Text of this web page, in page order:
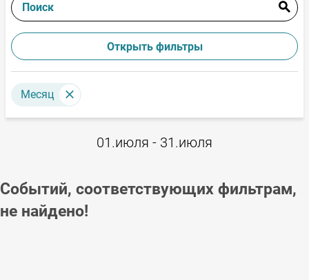
Поиск
Открыть фильтры
Месяц
01.июля - 31.июля
Событий, соответствующих фильтрам,
не найдено!